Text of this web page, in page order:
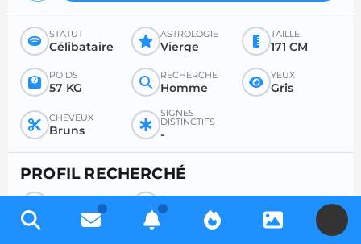
STATUT
Célibataire
ASTROLOGIE
Vierge
TAILLE
171 CM
POIDS
57 KG
RECHERCHE
Homme
YEUX
Gris
CHEVEUX
Bruns
SIGNES
DISTINCTIFS
-
PROFIL RECHERCHÉ
RECHERCHE
Femme
ÂGE SOUHAITÉ
-